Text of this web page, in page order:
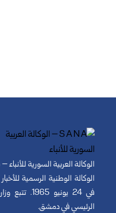
الوكالة العربية السورية للأنباء –
الوكالة الوطنية الرسمية
في 24 يونيو
الرئيسي في دمشق.